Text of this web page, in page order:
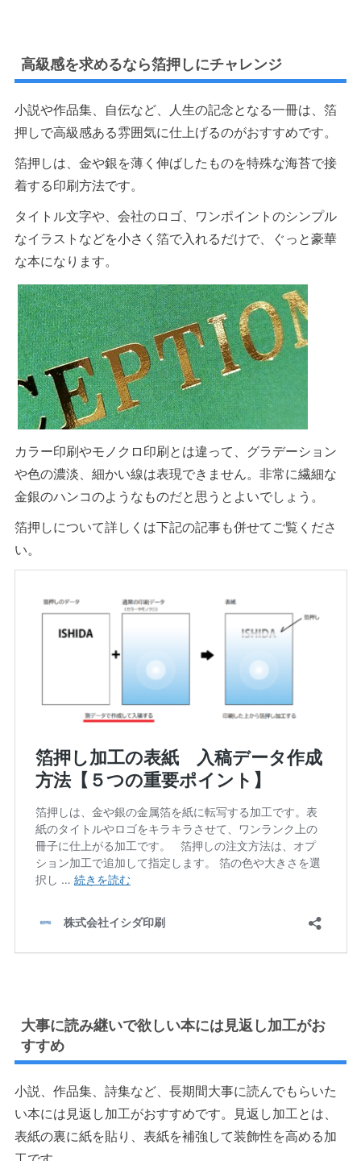
高級感を求めるなら箔押しにチャレンジ
小説や作品集、自伝など、人生の記念となる一冊は、箔
押しで高級感ある雰囲気に仕上げるのがおすすめです。
箔押しは、金や銀を薄く伸ばしたものを特殊な海苔で接
着する印刷方法です。
タイトル文字や、会社のロゴ、ワンポイントのシンプル
なイラストなどを小さく箔で入れるだけで、ぐっと豪華
な本になります。
カラー印刷やモノクロ印刷とは違って、グラデーション
や色の濃淡、細かい線は表現できません。非常に繊細な
金銀のハンコのようなものだと思うとよいでしょう。
箔押しについて詳しくは下記の記事も併せてご覧くださ
い。
大事に読み継いで欲しい本には見返し加工がお
すすめ
小説、作品集、詩集など、長期間大事に読んでもらいた
い本には見返し加工がおすすめです。見返し加工とは、
表紙の裏に紙を貼り、表紙を補強して装飾性を高める加